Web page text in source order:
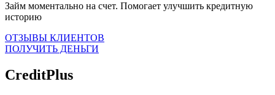
Займ моментально на счет. Помогает улучшить кредитную
историю
ОТЗЫВЫ КЛИЕНТОВ
ПОЛУЧИТЬ ДЕНЬГИ
CreditPlus